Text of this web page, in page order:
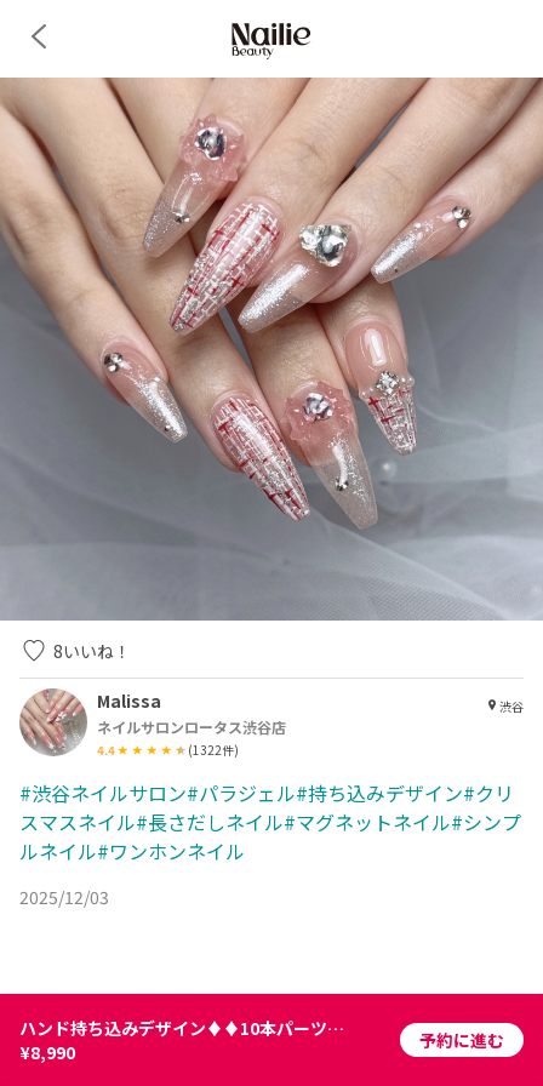
8いいね！
Malissa
ネイルサロンロータス渋谷店
4.4 (1322件)
渋谷
#渋谷ネイルサロン#パラジェル#持ち込みデザイン#クリ
スマスネイル#長さだしネイル#マグネットネイル#シンプ
ルネイル#ワンホンネイル
2025/12/03
ハンド持ち込みデザイン♦️♦️10本パーツ付け放題（手書きなし）
¥8,990
予約に進む